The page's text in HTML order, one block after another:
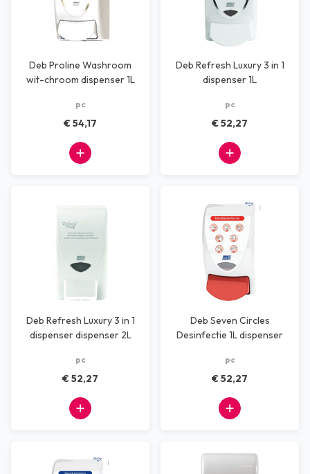
Deb Proline Washroom
wit-chroom dispenser 1L
pc
€ 54,17
Deb Refresh Luxury 3 in 1
dispenser 1L
pc
€ 52,27
Deb Refresh Luxury 3 in 1
dispenser dispenser 2L
pc
€ 52,27
Deb Seven Circles
Desinfectie 1L dispenser
pc
€ 52,27